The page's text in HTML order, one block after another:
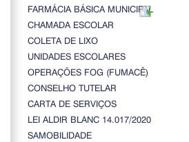
FARMÁCIA BÁSICA MUNICIPAL
CHAMADA ESCOLAR
COLETA DE LIXO
UNIDADES ESCOLARES
OPERAÇÕES FOG (FUMACÊ)
CONSELHO TUTELAR
CARTA DE SERVIÇOS
LEI ALDIR BLANC 14.017/2020
SAMOBILIDADE